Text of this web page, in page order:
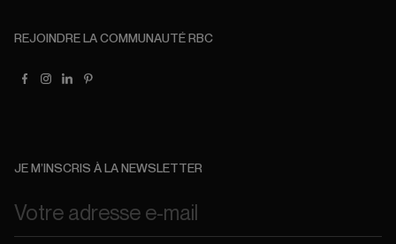
REJOINDRE LA COMMUNAUTÉ RBC
JE M’INSCRIS À LA NEWSLETTER